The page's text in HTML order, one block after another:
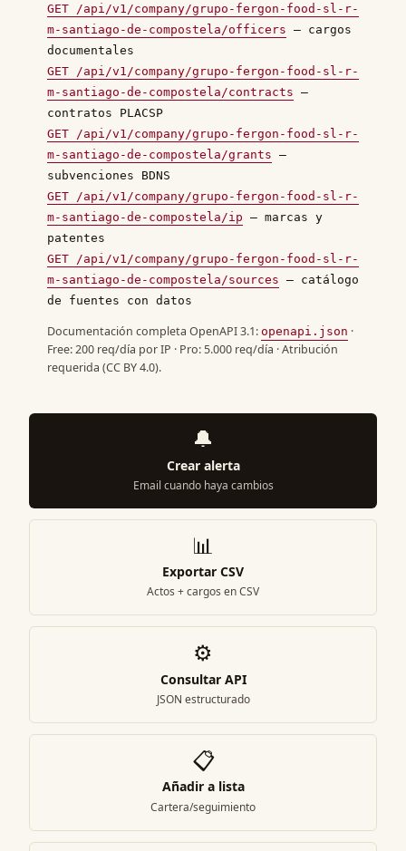
GET /api/v1/company/grupo-fergon-food-sl-r-
m-santiago-de-compostela/officers — cargos
documentales
GET /api/v1/company/grupo-fergon-food-sl-r-
m-santiago-de-compostela/contracts —
contratos PLACSP
GET /api/v1/company/grupo-fergon-food-sl-r-
m-santiago-de-compostela/grants —
subvenciones BDNS
GET /api/v1/company/grupo-fergon-food-sl-r-
m-santiago-de-compostela/ip — marcas y
patentes
GET /api/v1/company/grupo-fergon-food-sl-r-
m-santiago-de-compostela/sources — catálogo
de fuentes con datos
Documentación completa OpenAPI 3.1: openapi.json ·
Free: 200 req/día por IP · Pro: 5.000 req/día · Atribución
requerida (CC BY 4.0).
🔔
Crear alerta
Email cuando haya cambios
📊
Exportar CSV
Actos + cargos en CSV
⚙️
Consultar API
JSON estructurado
📋
Añadir a lista
Cartera/seguimiento